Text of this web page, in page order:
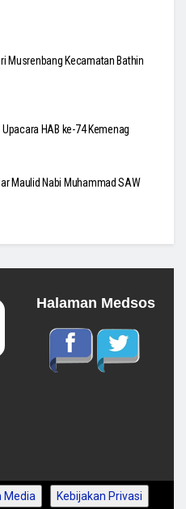
Musrenbang Kecamatan Bathin
HAB ke-74 Kemenag
Maulid Nabi Muhammad SAW
Halaman Medsos
Media Kebijakan Privasi